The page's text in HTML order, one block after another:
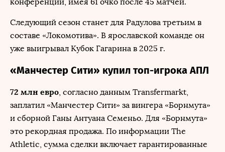
Следующий сезон станет для Радулова третьим в
составе «Локомотива». В ярославской команде он
уже выигрывал Кубок Гагарина в 2025 г.
«Манчестер Сити» купил топ-игрока АПЛ
72 млн евро, согласно данным Transfermarkt,
заплатил «Манчестер Сити» за вингера «Борнмута»
и сборной Ганы Антуана Семеньо. Для «Борнмута»
это рекордная продажа. По информации The
Athletic, сумма сделки включает гарантированные